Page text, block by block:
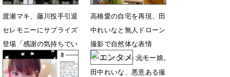
渡瀬マキ、藤川投手引退
セレモニーにサプライズ
登場「感謝の気持ちでい
っぱい」
11月11日 15時39分
高橋愛の自宅を再現、田
中れいなと無人ドローン
撮影で自然体な表情
6月22日 20時36分元モー娘。
田中れいな、悪意ある撮